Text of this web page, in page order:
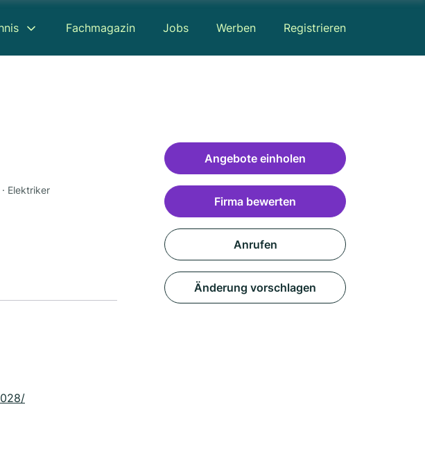
Fachmagazin Jobs Werben Registrieren
Elektriker
Angebote einholen
Firma bewerten
Anrufen
Änderung vorschlagen